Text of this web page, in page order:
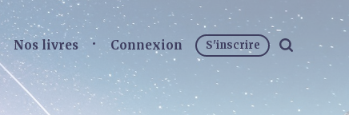
Nos livres Connexion S'inscrire